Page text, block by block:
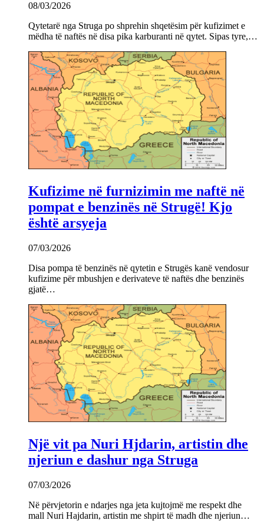
08/03/2026
Qytetarë nga Struga po shprehin shqetësim për kufizimet e
mëdha të naftës në disa pika karburanti në qytet. Sipas tyre,…
Kufizime në furnizimin me naftë në
pompat e benzinës në Strugë! Kjo
është arsyeja
07/03/2026
Disa pompa të benzinës në qytetin e Strugës kanë vendosur
kufizime për mbushjen e derivateve të naftës dhe benzinës
gjatë…
Një vit pa Nuri Hjdarin, artistin dhe
njeriun e dashur nga Struga
07/03/2026
Në përvjetorin e ndarjes nga jeta kujtojmë me respekt dhe
mall Nuri Hajdarin, artistin me shpirt të madh dhe njeriun…